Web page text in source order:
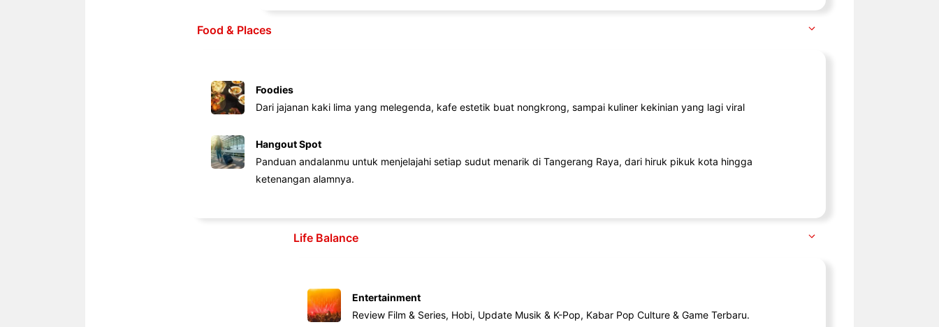
Food & Places
Foodies
Dari jajanan kaki lima yang melegenda, kafe estetik buat nongkrong, sampai kuliner kekinian yang lagi viral
Hangout Spot
Panduan andalanmu untuk menjelajahi setiap sudut menarik di Tangerang Raya, dari hiruk pikuk kota hingga
ketenangan alamnya.
Life Balance
Entertainment
Review Film & Series, Hobi, Update Musik & K-Pop, Kabar Pop Culture & Game Terbaru.